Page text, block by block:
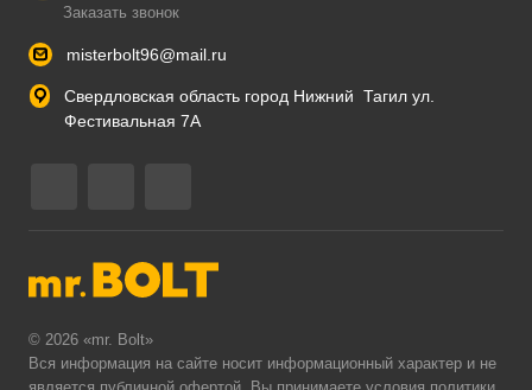
Заказать звонок
misterbolt96@mail.ru
Свердловская область город Нижний Тагил ул.
Фестивальная 7А
© 2026 «mr. Bolt»
Вся информация на сайте носит информационный характер и не